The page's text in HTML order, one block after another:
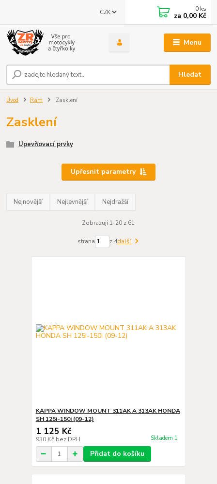
Menu
CZK
Hledat
0 ks
za 0,00 Kč
Úvod Rám Zasklení
Zasklení
Upevňovací prvky
Upřesnit parametry
Nejnovější Nejlevnější Nejdražší
Zobrazuji 1-20 z 61
strana z 4další
KAPPA WINDOW MOUNT 311AK A 313AK HONDA
SH 125i-150i (09-12)
1 125 Kč
930 Kč bez DPH Skladem 1
Přidat do košíku